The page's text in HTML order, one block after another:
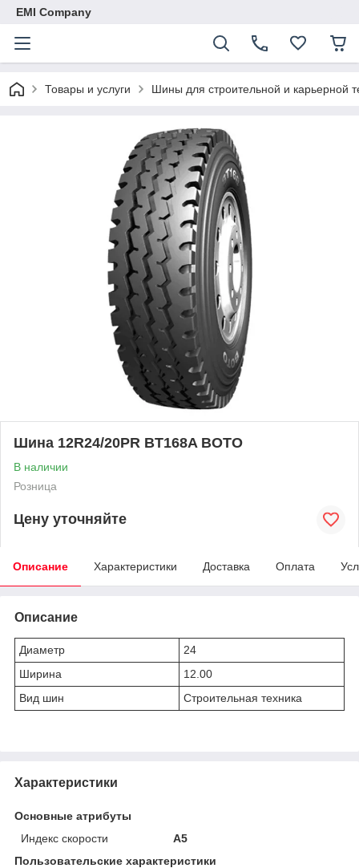
EMI Company
Товары и услуги Шины для строительной и карьерной
Шина 12R24/20PR BT168A BOTO
В наличии
Розница
Цену уточняйте
Описание Характеристики Доставка Оплата
Описание
Диаметр
24
Ширина
12.00
Вид шин
Строительная техника
Характеристики
Основные атрибуты
Индекс скорости
A5
Пользовательские характеристики